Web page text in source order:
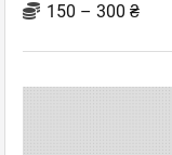
150 – 300 ₴